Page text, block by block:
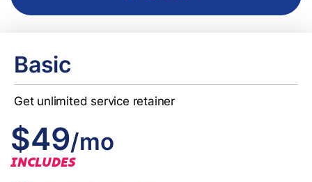
Basic
Get unlimited service retainer
$49/mo
INCLUDES